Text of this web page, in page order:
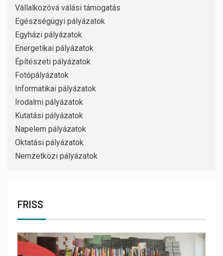
Vállalkozóvá válási támogatás
Egészségügyi pályázatok
Egyházi pályázatok
Energetikai pályázatok
Építészeti pályázatok
Fotópályázatok
Informatikai pályázatok
Irodalmi pályázatok
Kutatási pályázatok
Napelem pályázatok
Oktatási pályázatok
Nemzetközi pályázatok
FRISS